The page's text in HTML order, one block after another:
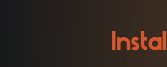
Instal